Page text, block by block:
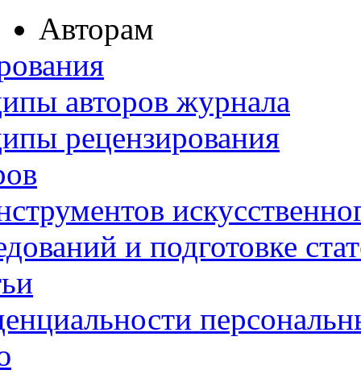
Авторам
авторов журнала
рецензирования
и подготовке